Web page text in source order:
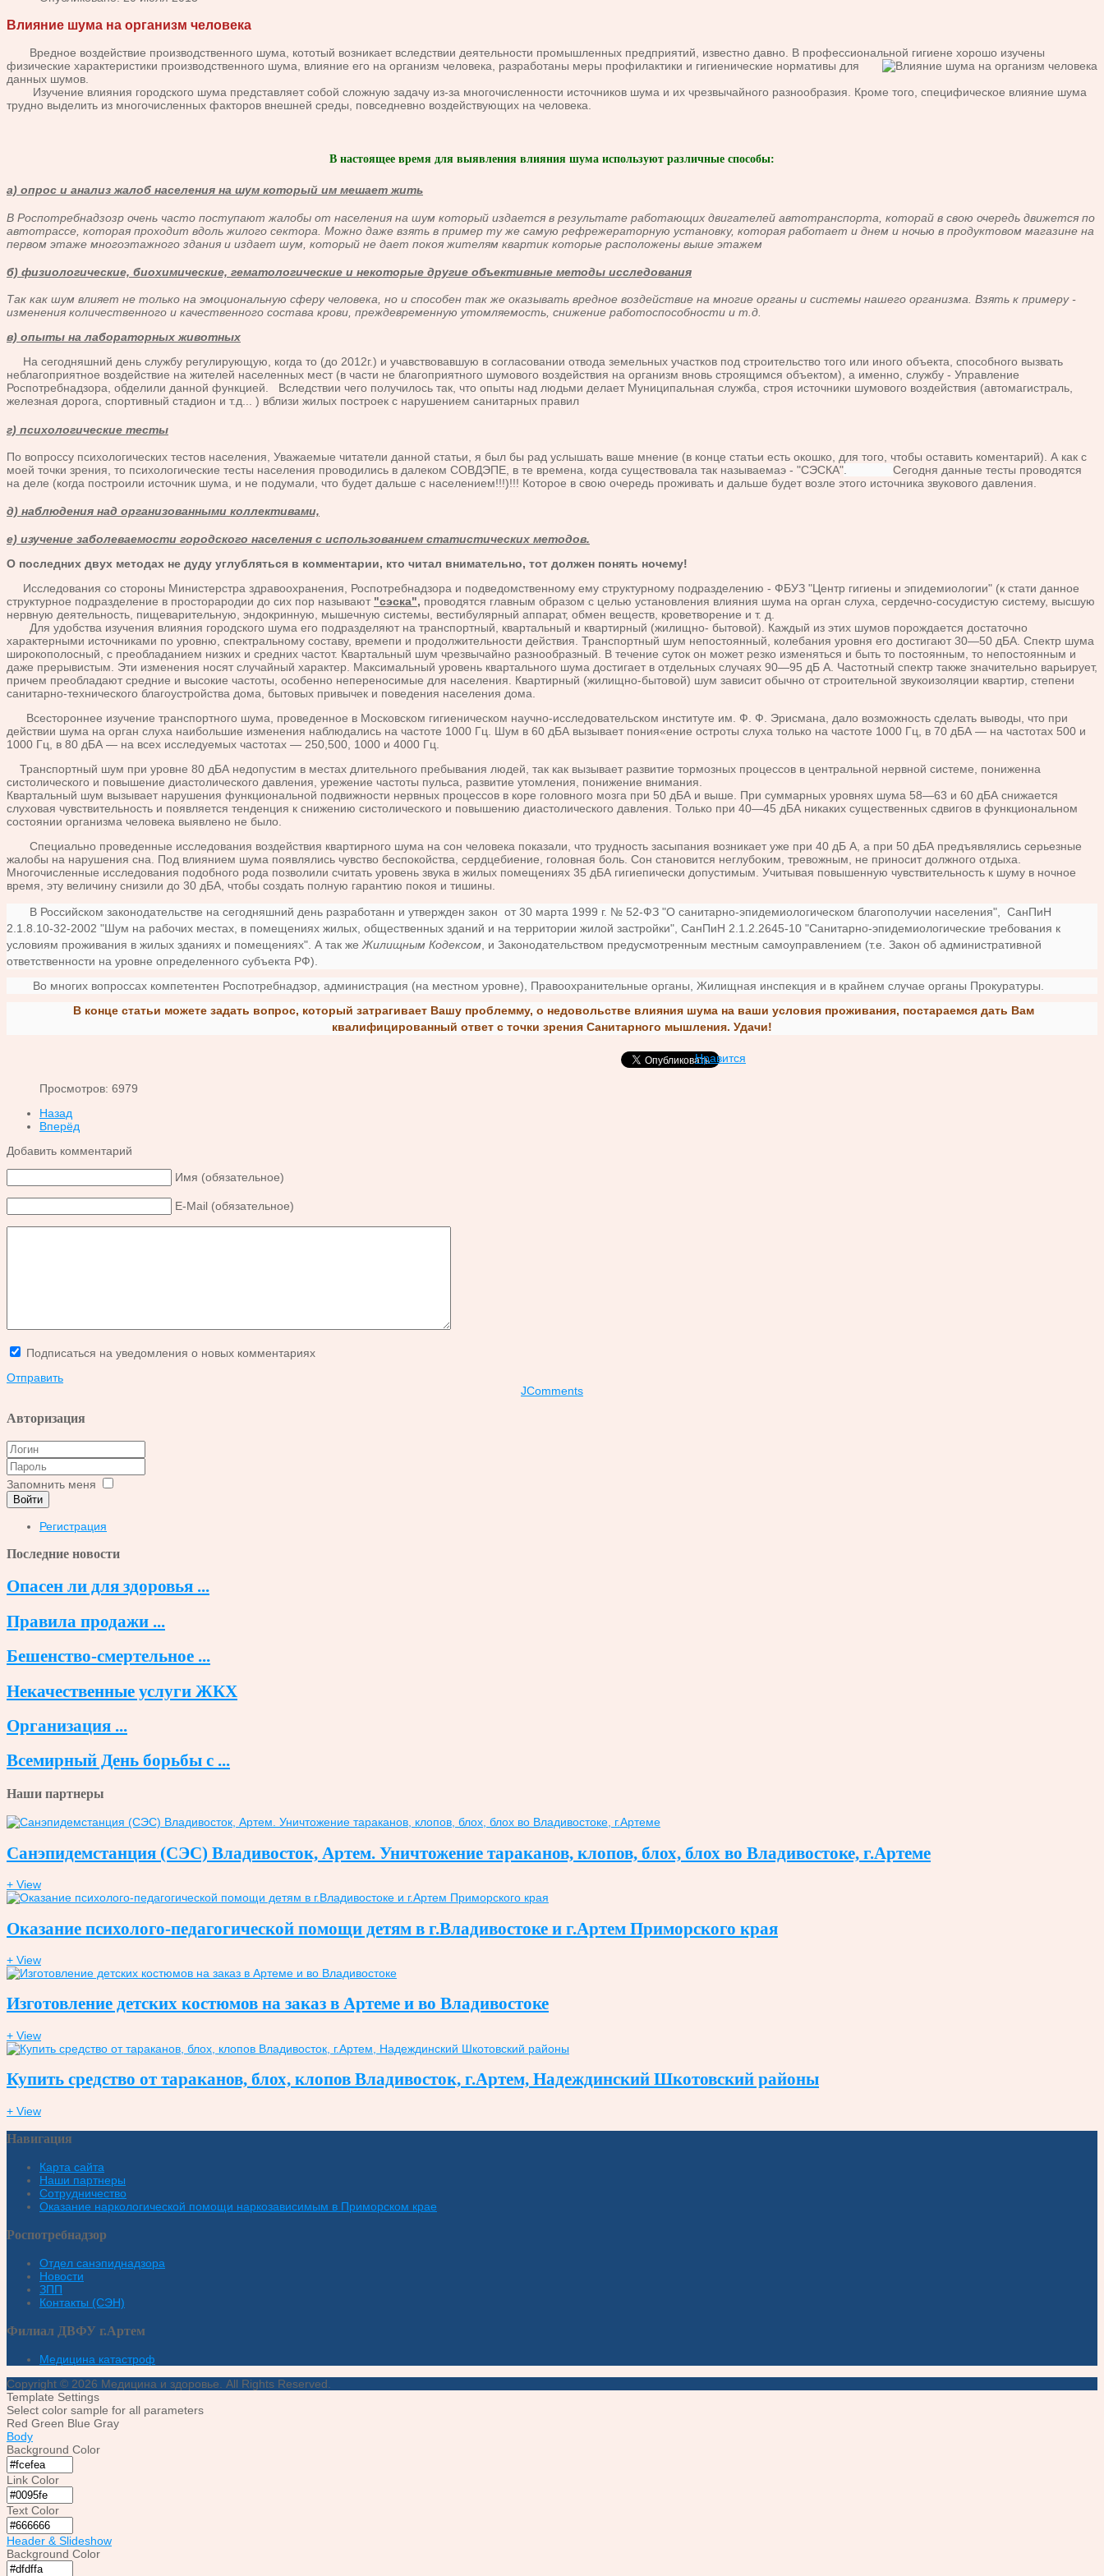
Влияние шума на организм человека
Вредное воздействие производственного шума, кототый возникает вследствии деятельности промышленных предприятий, известно давно. В профессиональной гигиене хорошо изучены
физические характеристики производственного шума, влияние его на организм человека, разработаны меры профилактики и гигиенические нормативы для
данных шумов.
Изучение влияния городского шума представляет собой сложную задачу из-за многочисленности источников шума и их чрезвычайного разнообразия. Кроме того, специфическое влияние шума
трудно выделить из многочисленных факторов внешней среды, повседневно воздействующих на человека.
В настоящее время для выявления влияния шума используют различные способы:
а) опрос и анализ жалоб населения на шум который им мешает жить
В Роспотребнадзозр очень часто поступают жалобы от населения на шум который издается в результате работающих двигателей автотранспорта, которай в свою очередь движется по
автотрассе, которая проходит вдоль жилого сектора. Можно даже взять в пример ту же самую рефрежераторную установку, которая работает и днем и ночью в продуктовом магазине на
первом этаже многоэтажного здания и издает шум, который не дает покоя жителям квартик которые расположены выше этажем
б) физиологические, биохимические, гематологические и некоторые другие объективные методы исследования
Так как шум влияет не только на эмоциональную сферу человека, но и способен так же оказывать вредное воздействие на многие органы и системы нашего организма. Взять к примеру -
изменения количественного и качественного состава крови, преждевременную утомляемость, снижение работоспособности и т.д.
в) опыты на лабораторных животных
На сегодняшний день службу регулирующую, когда то (до 2012г.) и учавствовавшую в согласовании отвода земельных участков под строительство того или иного объекта, способного вызвать
неблагоприятное воздействие на жителей населенных мест (в части не благоприятного шумового воздействия на организм вновь строящимся объектом), а именно, службу - Управление
Роспотребнадзора, обделили данной функцией.
Вследствии чего получилось так, что опыты над людьми делает Муниципальная служба, строя источники шумового воздействия (автомагистраль,
железная дорога, спортивный стадион и т.д... ) вблизи жилых построек с нарушением санитарных правил
г) психологические тесты
По вопроссу психологических тестов населения, Уважаемые читатели данной статьи, я был бы рад услышать ваше мнение (в конце статьи есть окошко, для того, чтобы оставить коментарий). А как с
моей точки зрения, то психологические тесты населения проводились в далеком СОВДЭПЕ, в те времена, когда существовала так называемаэ - "СЭСКА"
Сегодня данные тесты проводятся
на деле (когда построили источник шума, и не подумали, что будет дальше с населением!!!)!!! Которое в свою очередь проживать и дальше будет возле этого источника звукового давления.
д) наблюдения над организованными коллективами,
е) изучение заболеваемости городского населения с использованием статистических методов.
О последних двух методах не дуду углубляться в комментарии, кто читал внимательно, тот должен понять ночему!
Исследования со стороны Министерстра здравоохранения, Роспотребнадзора и подведомственному ему структурному подразделению - ФБУЗ "Центр гигиены и эпидемиологии" (к стати данное
структурное подразделение в просторародии до сих пор называют "сэска", проводятся главным образом с целью установления влияния шума на орган слуха, сердечно-сосудистую систему, высшую
нервную деятельность, пищеварительную, эндокринную, мышечную системы, вестибулярный аппарат, обмен веществ, кроветворение и т. д.
Для удобства изучения влияния городского шума его подразделяют на транспортный, квартальный и квартирный (жилищно- бытовой). Каждый из этих шумов порождается достаточно
характерными источниками по уровню, спектральному составу, времепи и продолжительности действия. Транспортный шум непостоянный, колебания уровня его достигают 30—50 дБА. Спектр шума
широкополосный, с преобладанием низких и средних частот. Квартальный шум чрезвычайно разнообразный. В течение суток он может резко изменяться и быть то постоянным, то непостоянным и
даже прерывистым. Эти изменения носят случайный характер. Максимальный уровень квартального шума достигает в отдельных случаях 90—95 дБ А. Частотный спектр также значительно варьирует,
причем преобладают средние и высокие частоты, особенно непереносимые для населения. Квартирный (жилищно-бытовой) шум зависит обычно от строительной звукоизоляции квартир, степени
санитарно-технического благоустройства дома, бытовых привычек и поведения населения дома.
Всестороннее изучение транспортного шума, проведенное в Московском гигиеническом научно-исследовательском институте им. Ф. Ф. Эрисмана, дало возможность сделать выводы, что при
действии шума на орган слуха наибольшие изменения наблюдались на частоте 1000 Гц. Шум в 60 дБА вызывает пония«ение остроты слуха только на частоте 1000 Гц, в 70 дБА — на частотах 500 и
1000 Гц, в 80 дБА — на всех исследуемых частотах — 250,500, 1000 и 4000 Гц.
Транспортный шум при уровне 80 дБА недопустим в местах длительного пребывания людей, так как вызывает развитие тормозных процессов в центральной нервной системе, пониженна
систолического и повышение диастолического давления, урежение частоты пульса, развитие утомления, понижение внимания.
Квартальный шум вызывает нарушения функциональной подвижности нервных процессов в коре головного мозга при 50 дБА и выше. При суммарных уровнях шума 58—63 и 60 дБА снижается
слуховая чувствительность и появляется тенденция к снижению систолического и повышению диастолического давления. Только при 40—45 дБА никаких существенных сдвигов в функциональном
состоянии организма человека выявлено не было.
Специально проведенные исследования воздействия квартирного шума на сон человека показали, что трудность засыпания возникает уже при 40 дБ А, а при 50 дБА предъявлялись серьезные
жалобы на нарушения сна. Под влиянием шума появлялись чувство беспокойства, сердцебиение, головная боль. Сон становится неглубоким, тревожным, не приносит должного отдыха.
Многочисленные исследования подобного рода позволили считать уровень звука в жилых помещениях 35 дБА гигиепически допустимым. Учитывая повышенную чувствительность к шуму в ночное
время, эту величину снизили до 30 дБА, чтобы создать полную гарантию покоя и тишины.
В Российском законодательстве на сегодняшний день разработанн и утвержден закон от 30 марта 1999 г. № 52-ФЗ "О санитарно-эпидемиологическом благополучии населения", СанПиН
2.1.8.10-32-2002 "Шум на рабочих местах, в помещениях жилых, общественных зданий и на территории жилой застройки", СанПиН 2.1.2.2645-10 "Санитарно-эпидемиологические требования к
условиям проживания в жилых зданиях и помещениях". А так же Жилищным Кодексом , и Законодательством предусмотренным местным самоуправлением (т.е. Закон об административной
ответственности на уровне определенного субъекта РФ).
Во многих вопроссах компетентен Роспотребнадзор, администрация (на местном уровне), Правоохранительные органы, Жилищная инспекция и в крайнем случае органы Прокуратуры.
В конце статьи можете задать вопрос, который затрагивает Вашу проблемму, о недовольстве влияния шума на ваши условия проживания, постараемся дать Вам
квалифицированный ответ с точки зрения Санитарного мышления. Удачи!
Нравится
Просмотров: 6979
Назад
Вперёд
Добавить комментарий
Имя (обязательное)
E-Mail (обязательное)
Подписаться на уведомления о новых комментариях
Отправить
JComments
Авторизация
Запомнить меня
Войти
Регистрация
Последние новости
Опасен ли для здоровья ...
Правила продажи ...
Бешенство-смертельное ...
Некачественные услуги ЖКХ
Организация ...
Всемирный День борьбы с ...
Наши партнеры
Санэпидемстанция (СЭС) Владивосток, Артем. Уничтожение тараканов, клопов, блох, блох во Владивостоке, г.Артеме
+ View
Оказание психолого-педагогической помощи детям в г.Владивостоке и г.Артем Приморского края
+ View
Изготовление детских костюмов на заказ в Артеме и во Владивостоке
+ View
Купить средство от тараканов, блох, клопов Владивосток, г.Артем, Надеждинский Шкотовский районы
+ View
Навигация
Карта сайта
Наши партнеры
Сотрудничество
Оказание наркологической помощи наркозависимым в Приморском крае
Роспотребнадзор
Отдел санэпиднадзора
Новости
ЗПП
Контакты (СЭН)
Филиал ДВФУ г.Артем
Медицина катастроф
Copyright © 2026 Медицина и здоровье. All Rights Reserved.
Template Settings
Select color sample for all parameters
Red Green Blue Gray
Body
Background Color
Link Color
Text Color
Header & Slideshow
Background Color